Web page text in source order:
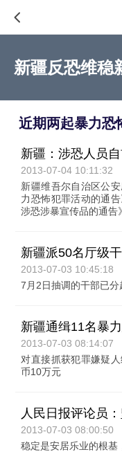
新疆反恐维稳
近期两起暴力恐
新疆：涉恐人员
2013-07-04 10:11:32
新疆维吾尔自治区公
力恐怖犯罪活动的通
涉恐涉暴宣传品的通告
新疆派50名厅级
2013-07-03 10:45:18
7月2日抽调的干部已
新疆通缉11名暴
2013-07-03 08:14:07
对直接抓获犯罪嫌疑
币10万元
人民日报评论员
2013-07-03 08:00:50
稳定是安居乐业的根基